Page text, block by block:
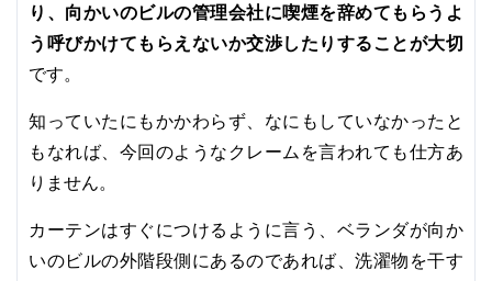
り、向かいのビルの管理会社に喫煙を辞めてもらうよ
う呼びかけてもらえないか交渉したりすることが大切
です。
知っていたにもかかわらず、なにもしていなかったと
もなれば、今回のようなクレームを言われても仕方あ
りません。
カーテンはすぐにつけるように言う、ベランダが向か
いのビルの外階段側にあるのであれば、洗濯物を干す